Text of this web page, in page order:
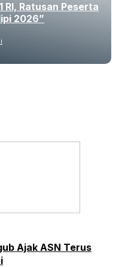
RI, Ratusan Peserta
2026”
Ajak ASN Terus